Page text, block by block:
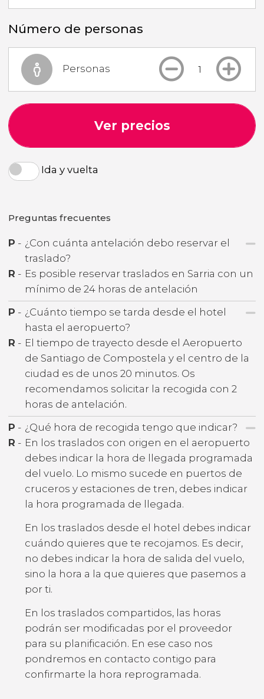
Número de personas
Personas
Ver precios
Ida y vuelta
Preguntas frecuentes
P - ¿Con cuánta antelación debo reservar el
traslado?
R - Es posible reservar traslados en Sarria con un
mínimo de 24 horas de antelación
P - ¿Cuánto tiempo se tarda desde el hotel
hasta el aeropuerto?
R - El tiempo de trayecto desde el Aeropuerto
de Santiago de Compostela y el centro de la
ciudad es de unos 20 minutos. Os
recomendamos solicitar la recogida con 2
horas de antelación.
P - ¿Qué hora de recogida tengo que indicar?
R - En los traslados con origen en el aeropuerto
debes indicar la hora de llegada programada
del vuelo. Lo mismo sucede en puertos de
cruceros y estaciones de tren, debes indicar
la hora programada de llegada.
En los traslados desde el hotel debes indicar
cuándo quieres que te recojamos. Es decir,
no debes indicar la hora de salida del vuelo,
sino la hora a la que quieres que pasemos a
por ti.
En los traslados compartidos, las horas
podrán ser modificadas por el proveedor
para su planificación. En ese caso nos
pondremos en contacto contigo para
confirmarte la hora reprogramada.